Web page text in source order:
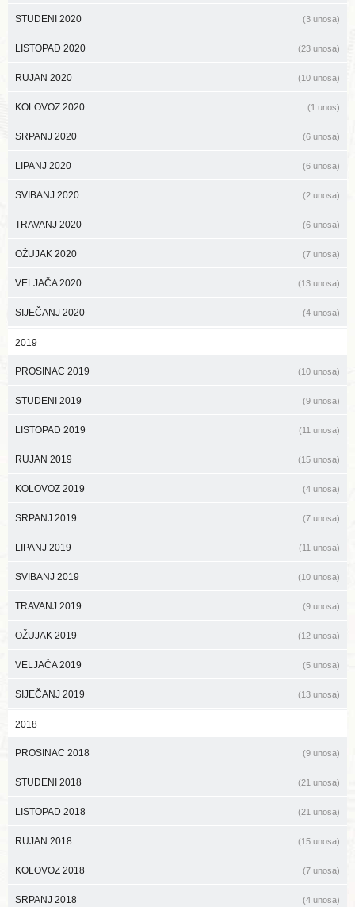
STUDENI 2020 (3 unosa)
LISTOPAD 2020 (23 unosa)
RUJAN 2020 (10 unosa)
KOLOVOZ 2020 (1 unos)
SRPANJ 2020 (6 unosa)
LIPANJ 2020 (6 unosa)
SVIBANJ 2020 (2 unosa)
TRAVANJ 2020 (6 unosa)
OŽUJAK 2020 (7 unosa)
VELJAČA 2020 (13 unosa)
SIJEČANJ 2020 (4 unosa)
2019
PROSINAC 2019 (10 unosa)
STUDENI 2019 (9 unosa)
LISTOPAD 2019 (11 unosa)
RUJAN 2019 (15 unosa)
KOLOVOZ 2019 (4 unosa)
SRPANJ 2019 (7 unosa)
LIPANJ 2019 (11 unosa)
SVIBANJ 2019 (10 unosa)
TRAVANJ 2019 (9 unosa)
OŽUJAK 2019 (12 unosa)
VELJAČA 2019 (5 unosa)
SIJEČANJ 2019 (13 unosa)
2018
PROSINAC 2018 (9 unosa)
STUDENI 2018 (21 unosa)
LISTOPAD 2018 (21 unosa)
RUJAN 2018 (15 unosa)
KOLOVOZ 2018 (7 unosa)
SRPANJ 2018 (4 unosa)